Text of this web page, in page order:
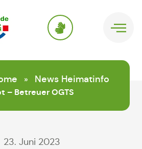
» News Heimatinfo
– Betreuer OGTS
23. Juni 2023